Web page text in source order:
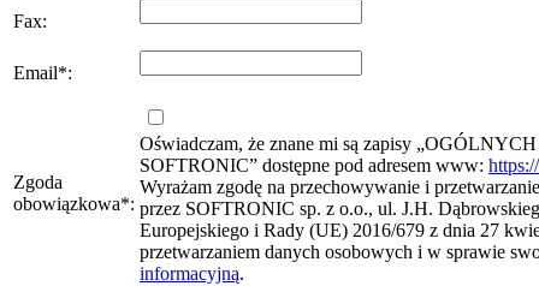
Fax:
Email*:
Zgoda
obowiązkowa*:
Oświadczam, że znane mi są zapisy
SOFTRONIC” dostępne pod adresem www:
Wyrażam zgodę na przechowywanie i
przez SOFTRONIC sp. z o.o., ul. J.H.
Europejskiego i Rady (UE) 2016/679 z dnia 27
przetwarzaniem danych osobowych i w sprawie
informacyjną.